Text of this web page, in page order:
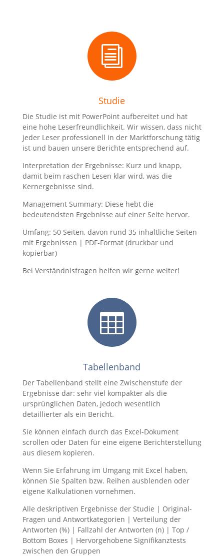
i
Studie
Die Studie ist mit PowerPoint aufbereitet und hat
eine hohe Leserfreundlichkeit. Wir wissen, dass nicht
jeder Leser professionell in der Marktforschung tätig
ist und bauen unsere Berichte entsprechend auf.
Interpretation der Ergebnisse: Kurz und knapp,
damit beim raschen Lesen klar wird, was die
Kernergebnisse sind.
Management Summary: Diese hebt die
bedeutendsten Ergebnisse auf einer Seite hervor.
Umfang: 50 Seiten, davon rund 35 inhaltliche Seiten
mit Ergebnissen | PDF-Format (druckbar und
kopierbar)
Bei Verständnisfragen helfen wir gerne weiter!

Tabellenband
Der Tabellenband stellt eine Zwischenstufe der
Ergebnisse dar: sehr viel kompakter als die
ursprünglichen Daten, jedoch wesentlich
detaillierter als ein Bericht.
Sie können einfach durch das Excel-Dokument
scrollen oder Daten für eine eigene Berichterstellung
aus diesem kopieren.
Wenn Sie Erfahrung im Umgang mit Excel haben,
können Sie Spalten bzw. Reihen ausblenden oder
eigene Kalkulationen vornehmen.
Alle deskriptiven Ergebnisse der Studie | Original-
Fragen und Antwortkategorien | Verteilung der
Antworten (%) | Fallzahl der Antworten (n) | Top /
Bottom Boxes | Hervorgehobene Signifikanztests
zwischen den Gruppen